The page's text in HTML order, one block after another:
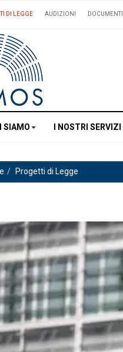
DI LEGGE AUDIZIONI DOCUMENTI
SIAMO I NOSTRI SERVIZI
Progetti di Legge